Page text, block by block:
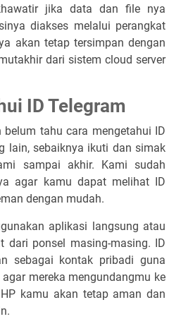
jika data dan file nya
diakses melalui perangkat
akan tetap tersimpan dengan
dari sistem cloud server
ID Telegram
tahu cara mengetahui ID
lain, sebaiknya ikuti dan simak
sampai akhir. Kami sudah
agar kamu dapat melihat ID
dengan mudah.
aplikasi langsung atau
dari ponsel masing-masing. ID
sebagai kontak pribadi guna
mereka mengundangmu ke
kamu akan tetap aman dan